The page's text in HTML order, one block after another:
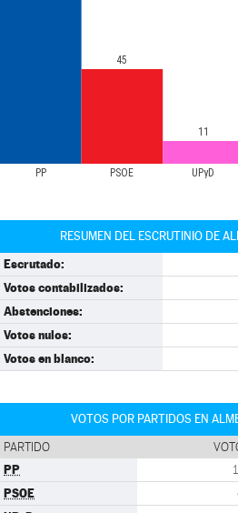
PP PSOE UPyD
45
11
RESUMEN DEL ESCRUTINIO DE
Escrutado:
Votos contabilizados:
Abstenciones:
Votos nulos:
Votos en blanco:
VOTOS POR PARTIDOS EN
PARTIDO
PP
PSOE